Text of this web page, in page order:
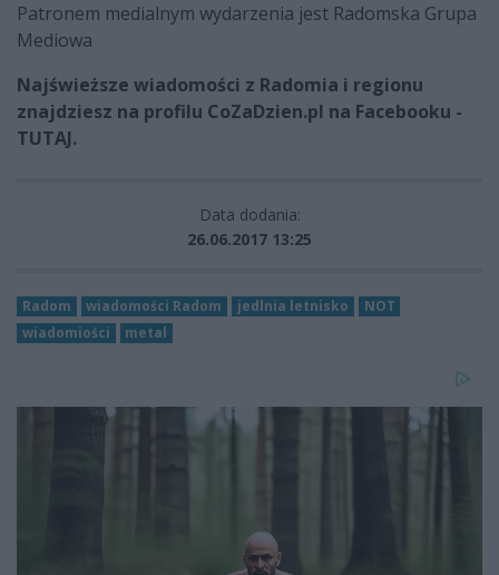
Patronem medialnym wydarzenia jest Radomska Grupa
Mediowa
Najświeższe wiadomości z Radomia i regionu
znajdziesz na profilu CoZaDzien.pl na Facebooku -
TUTAJ.
Data dodania:
26.06.2017 13:25
Radom wiadomości Radom jedlnia letnisko
NOT
wiadomiości
metal